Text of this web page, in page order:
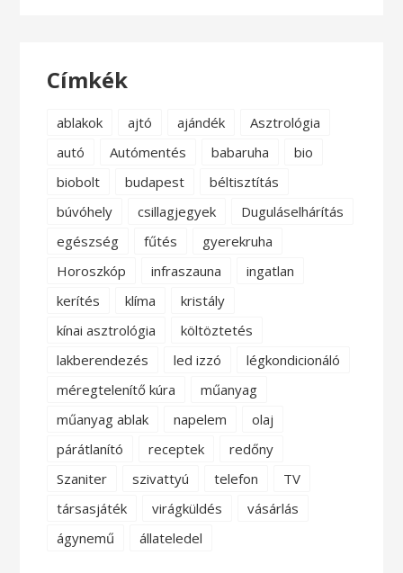
Címkék
ablakok ajtó ajándék
Asztrológia
autó
Autómentés babaruha
bio
biobolt
budapest
béltisztítás
búvóhely
csillagjegyek
Duguláselhárítás
egészség
fűtés
gyerekruha
Horoszkóp
infraszauna
ingatlan
kerítés
klíma
kristály
kínai asztrológia
költöztetés
lakberendezés
led izzó
légkondicionáló
méregtelenítő kúra
műanyag
műanyag ablak
napelem
olaj
párátlanító
receptek
redőny
Szaniter
szivattyú telefon
TV
társasjáték
virágküldés
vásárlás
ágynemű
állateledel